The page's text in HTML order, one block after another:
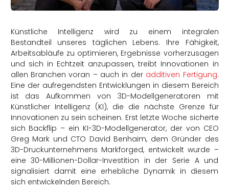
Künstliche Intelligenz wird zu einem integralen
Bestandteil unseres täglichen Lebens. Ihre Fähigkeit,
Arbeitsabläufe zu optimieren, Ergebnisse vorherzusagen
und sich in Echtzeit anzupassen, treibt Innovationen in
allen Branchen voran – auch in der additiven Fertigung.
Eine der aufregendsten Entwicklungen in diesem Bereich
ist das Aufkommen von 3D-Modellgeneratoren mit
Künstlicher Intelligenz (KI), die die nächste Grenze für
Innovationen zu sein scheinen. Erst letzte Woche sicherte
sich Backflip – ein KI-3D-Modellgenerator, der von CEO
Greg Mark und CTO David Benhaim, dem Gründer des
3D-Druckunternehmens Markforged, entwickelt wurde –
eine 30-Millionen-Dollar-Investition in der Serie A und
signalisiert damit eine erhebliche Dynamik in diesem
sich entwickelnden Bereich.